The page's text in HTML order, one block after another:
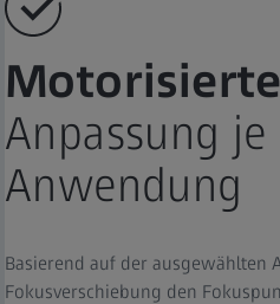
Anpassung
Anwendung
Basierend auf der
Fokusverschiebung den